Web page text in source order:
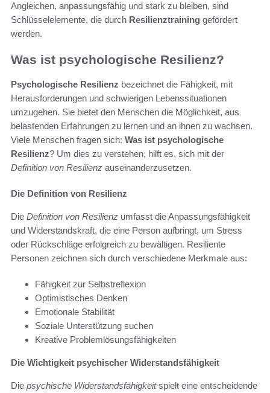
Angleichen, anpassungsfähig und stark zu bleiben, sind
Schlüsselelemente, die durch Resilienztraining gefördert
werden.
Was ist psychologische Resilienz?
Psychologische Resilienz bezeichnet die Fähigkeit, mit
Herausforderungen und schwierigen Lebenssituationen
umzugehen. Sie bietet den Menschen die Möglichkeit, aus
belastenden Erfahrungen zu lernen und an ihnen zu wachsen.
Viele Menschen fragen sich: Was ist psychologische
Resilienz? Um dies zu verstehen, hilft es, sich mit der
Definition von Resilienz auseinanderzusetzen.
Die Definition von Resilienz
Die Definition von Resilienz umfasst die Anpassungsfähigkeit
und Widerstandskraft, die eine Person aufbringt, um Stress
oder Rückschläge erfolgreich zu bewältigen. Resiliente
Personen zeichnen sich durch verschiedene Merkmale aus:
Fähigkeit zur Selbstreflexion
Optimistisches Denken
Emotionale Stabilität
Soziale Unterstützung suchen
Kreative Problemlösungsfähigkeiten
Die Wichtigkeit psychischer Widerstandsfähigkeit
Die psychische Widerstandsfähigkeitspielt eine entscheidende